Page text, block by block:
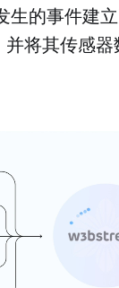
的事件建
将其传感器